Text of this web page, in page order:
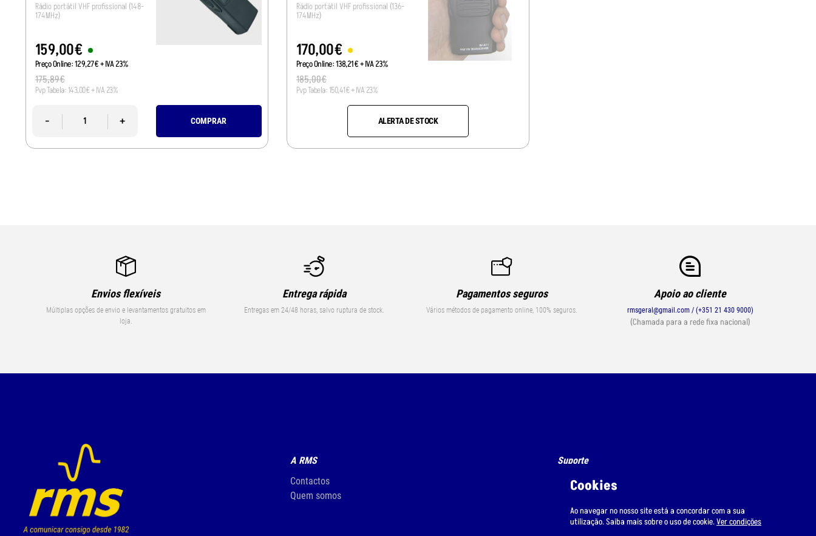
Rádio portátil VHF profissional (148-
174MHz)
159,00€
Preço Online:129,27€+ IVA 23%
175,89€
Pvp Tabela: 143,00€+ IVA 23%
- + COMPRAR
Rádio portátil VHF profissional (136-
174MHz)
170,00€
Preço Online:138,21€+ IVA 23%
185,00€
Pvp Tabela: 150,41€+ IVA 23%
ALERTA DE STOCK
Envios flexíveis
Múltiplas opções de envio e levantamentos gratuitos em
loja.
Entrega rápida
Entregas em 24/48 horas, salvo ruptura de stock.
Pagamentos seguros
Vários métodos de pagamento online, 100% seguros.
Apoio ao cliente
rmsgeral@gmail.com / (+351 21 430 9000)
(Chamada para a rede fixa nacional)
A RMS
Contactos
Quem somos
Suporte
Condições de Envio
Cookies
Ao navegar no nosso site está a concordar com a sua
utilização. Saiba mais sobre o uso de cookie.Ver condições